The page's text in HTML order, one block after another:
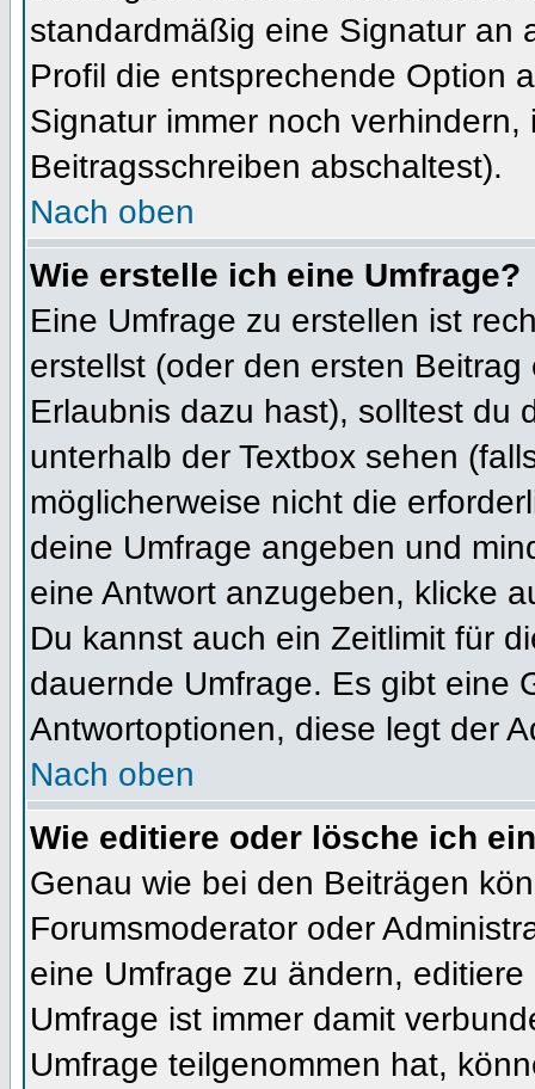
standardmäßig eine Signatur an
Profil die entsprechende Option
Signatur immer noch
Beitragsschreiben abschaltest).
Nach oben
Wie erstelle ich eine Umfrage?
Eine Umfrage zu erstellen ist
erstellst (oder den ersten
Erlaubnis dazu hast), solltest du
unterhalb der Textbox sehen
möglicherweise nicht die
deine Umfrage angeben und
eine Antwort anzugeben, klicke
Du kannst auch ein Zeitlimit für
dauernde Umfrage. Es gibt eine
Antwortoptionen, diese legt der
Nach oben
Wie editiere oder lösche ich
Genau wie bei den Beiträgen
Forumsmoderator oder
eine Umfrage zu ändern,
Umfrage ist immer damit
Umfrage teilgenommen hat,